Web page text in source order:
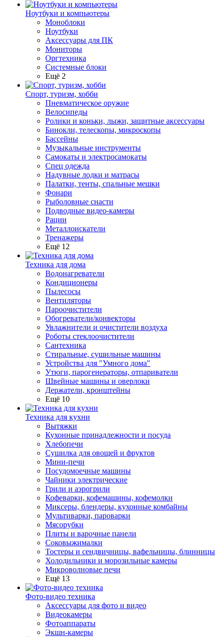
Ноутбуки и компьютеры
Моноблоки
Ноутбуки
Аксессуары для ПК
Мониторы
Оргтехника
Системные блоки
Ещё 2
Спорт, туризм, хобби
Пневматическое оружие
Велосипеды
Ролики и коньки, лыжи, защитные аксессуары
Бинокли, телескопы, микроскопы
Бассейны
Музыкальные инструменты
Самокаты и электросамокаты
Спец одежда
Надувные лодки и матрасы
Палатки, тенты, спальные мешки
Фонари
Рыболовные снасти
Подводные видео-камеры
Рации
Металлоискатели
Тренажеры
Ещё 12
Техника для дома
Водонагреватели
Кондиционеры
Пылесосы
Вентиляторы
Пароочистители
Обогреватели/конвекторы
Увлажнители и очистители воздуха
Роботы стеклоочистители
Сантехника
Стиральные, сушильные машины
Устройства для "Умного дома"
Утюги, парогенераторы, отпариватели
Швейные машины и оверлоки
Держатели, кронштейны
Ещё 10
Техника для кухни
Вытяжки
Кухонные принадлежности и посуда
Хлебопечи
Сушилка для овощей и фруктов
Мини-печи
Посудомоечные машины
Чайники электрические
Грили и аэрогрили
Кофеварки, кофемашины, кофемолки
Миксеры, блендеры, кухонные комбайны
Мультиварки, пароварки
Мясорубки
Плиты и варочные панели
Соковыжималки
Тостеры и сендвичницы, вафельницы, блинницы
Холодильники и морозильные камеры
Микроволновые печи
Ещё 13
Фото-видео техника
Аксессуары для фото и видео
Видеокамеры
Фотоаппараты
Экшн-камеры